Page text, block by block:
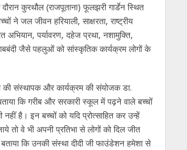
कुरथौल (राजपूताना) फूलझरी गार्डेन स्थित
ने जल जीवन हरियाली, साक्षरता, राष्ट्रीय
अभियान, पर्यावरण, दहेज प्रथा, नशामुक्ति,
जैसे पहलुओं को सांस्कृतिक कार्यक्रम लोगों के
की संस्थापक और कार्यक्रम की संयोजक डा.
कि गरीब और सरकारी स्कूल में पढ़ने वाले बच्चों
नहीं है। इन बच्चों को यदि प्रोत्साहित कर उन्हें
तो वे भी अपनी प्रतिभा से लोगों को दिल जीत
कि उनकी संस्था दीदी जी फाउंडेशन हमेशा से